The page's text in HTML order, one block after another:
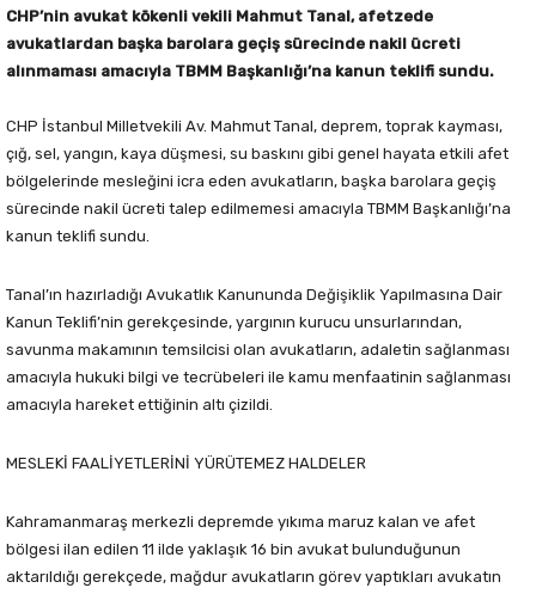
CHP’nin avukat kökenli vekili Mahmut Tanal, afetzede
avukatlardan başka barolara geçiş sürecinde nakil ücreti
alınmaması amacıyla TBMM Başkanlığı’na kanun teklifi sundu.
CHP İstanbul Milletvekili Av. Mahmut Tanal, deprem, toprak kayması,
çığ, sel, yangın, kaya düşmesi, su baskını gibi genel hayata etkili afet
bölgelerinde mesleğini icra eden avukatların, başka barolara geçiş
sürecinde nakil ücreti talep edilmemesi amacıyla TBMM Başkanlığı’na
kanun teklifi sundu.
Tanal’ın hazırladığı Avukatlık Kanununda Değişiklik Yapılmasına Dair
Kanun Teklifi’nin gerekçesinde, yargının kurucu unsurlarından,
savunma makamının temsilcisi olan avukatların, adaletin sağlanması
amacıyla hukuki bilgi ve tecrübeleri ile kamu menfaatinin sağlanması
amacıyla hareket ettiğinin altı çizildi.
MESLEKİ FAALİYETLERİNİ YÜRÜTEMEZ HALDELER
Kahramanmaraş merkezli depremde yıkıma maruz kalan ve afet
bölgesi ilan edilen 11 ilde yaklaşık 16 bin avukat bulunduğunun
aktarıldığı gerekçede, mağdur avukatların görev yaptıkları avukatın